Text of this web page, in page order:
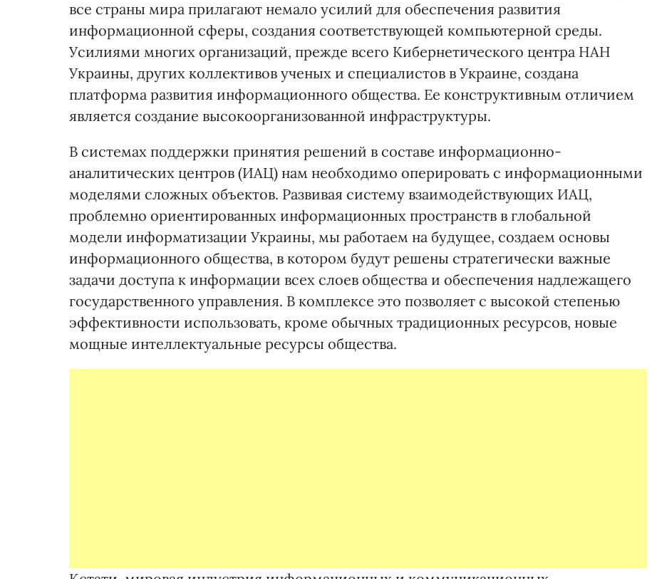
все страны мира прилагают немало усилий для обеспечения развития
информационной сферы, создания соответствующей компьютерной среды.
Усилиями многих организаций, прежде всего Кибернетического центра НАН
Украины, других коллективов ученых и специалистов в Украине, создана
платформа развития информационного общества. Ее конструктивным отличием
является создание высокоорганизованной инфраструктуры.
В системах поддержки принятия решений в составе информационно-
аналитических центров (ИАЦ) нам необходимо оперировать с информационными
моделями сложных объектов. Развивая систему взаимодействующих ИАЦ,
проблемно ориентированных информационных пространств в глобальной
модели информатизации Украины, мы работаем на будущее, создаем основы
информационного общества, в котором будут решены стратегически важные
задачи доступа к информации всех слоев общества и обеспечения надлежащего
государственного управления. В комплексе это позволяет с высокой степенью
эффективности использовать, кроме обычных традиционных ресурсов, новые
мощные интеллектуальные ресурсы общества.